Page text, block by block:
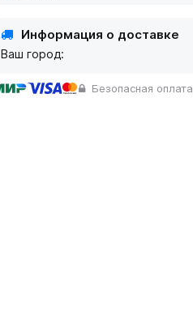
Информация о доставке
Ваш город:
Безопасная оплата